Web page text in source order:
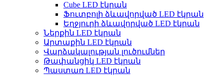
Cube LED էկրան
Ֆուտբոլի ձևավորված LED էկրան
Եղջյուրի ձևավորված LED էկրան
Ներքին LED էկրան
Արտաքին LED էկրան
Վարձակալության լուծումներ
Թափանցիկ LED էկրան
Պաստառ LED էկրան